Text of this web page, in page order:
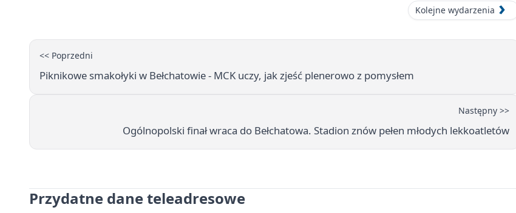
Kolejne wydarzenia
<< Poprzedni
Piknikowe smakołyki w Bełchatowie - MCK uczy, jak zjeść plenerowo z pomysłem
Następny >>
Ogólnopolski finał wraca do Bełchatowa. Stadion znów pełen młodych lekkoatletów
Przydatne dane teleadresowe